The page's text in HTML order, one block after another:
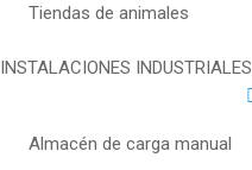
Tiendas de animales
INSTALACIONES INDUSTRIALES
Almacén de carga manual